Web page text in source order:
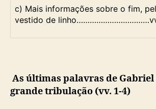
c) Mais informações sobre o fim,
vestido de
As últimas palavras de Gabriel
grande tribulação (vv. 1-4)